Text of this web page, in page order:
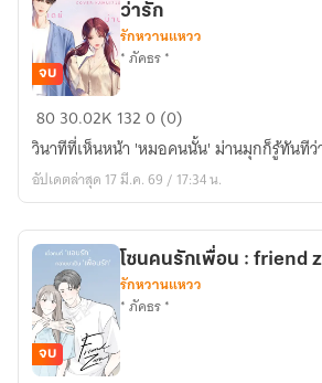
(มี
e-
book
แล้ว)
แบบ
หมอ
เรียก
ว่า
รัก
จบ
ว่ารัก
รักหวานแหวว
* ภัคธร *
8030.02K 1320 (0)
วินาทีที่เห็นหน้า 'หมอคนนั้น' ม่านมุกก็รู้ทันที
อัปเดตล่าสุด 17 มี.ค. 69 / 17:34 น.
จบ
โซนคนรักเพื่อน : friend
รักหวานแหวว
* ภัคธร *